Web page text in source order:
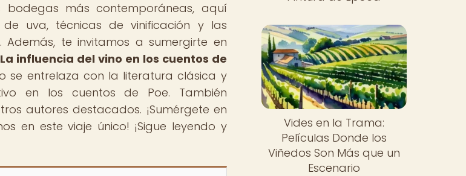
más contemporáneas, aquí
uva, técnicas de vinificación y las
te invitamos a sumergirte en
influencia del vino en los cuentos de
se entrelaza con la literatura clásica y
en los cuentos de Poe. También
autores destacados. ¡Sumérgete en
en este viaje único! ¡Sigue leyendo y
Vides en la Trama:
Películas Donde los
Viñedos Son Más que un
Escenario